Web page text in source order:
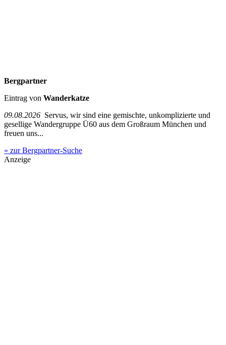
Bergpartner
Eintrag von Wanderkatze
09.08.2026 Servus, wir sind eine gemischte, unkomplizierte und
gesellige Wandergruppe Ü60 aus dem Großraum München und
freuen uns...
» zur Bergpartner-Suche
Anzeige